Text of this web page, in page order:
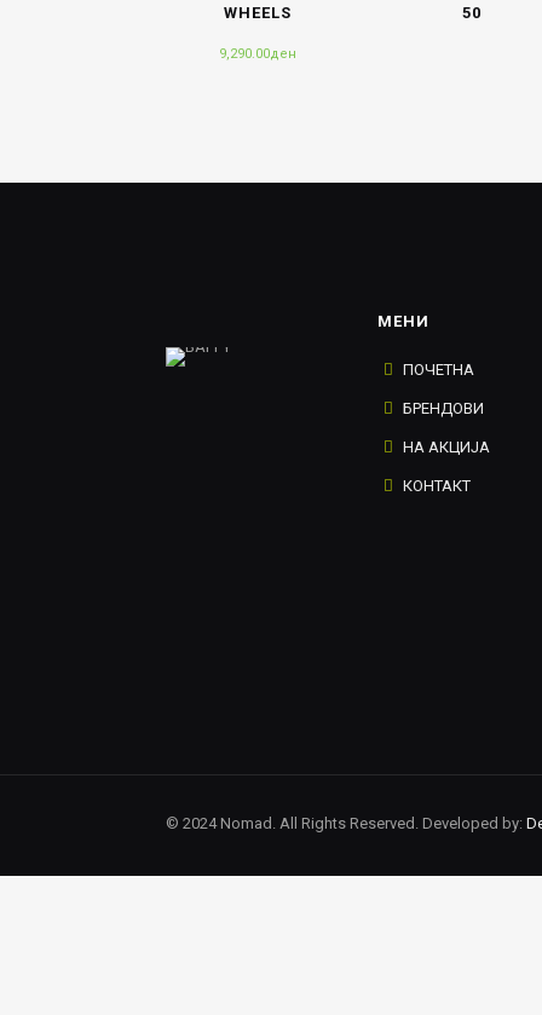
WHEELS
9,290.00ден
50
МЕНИ
ПОЧЕТНА
БРЕНДОВИ
НА АКЦИЈА
КОНТАКТ
© 2024 Nomad. All Rights Reserved. Developed by: